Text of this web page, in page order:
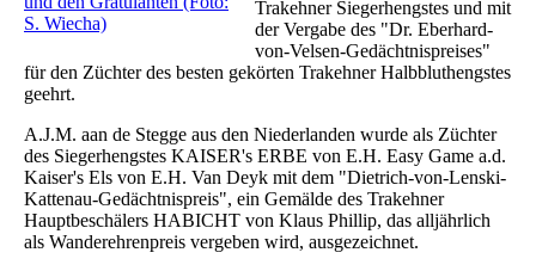
S. Wiecha)
Trakehner Siegerhengstes und mit
der Vergabe des "Dr. Eberhard-
von-Velsen-Gedächtnispreises"
für den Züchter des besten gekörten Trakehner Halbbluthengstes
geehrt.
A.J.M. aan de Stegge aus den Niederlanden wurde als Züchter
des Siegerhengstes KAISER's ERBE von E.H. Easy Game a.d.
Kaiser's Els von E.H. Van Deyk mit dem "Dietrich-von-Lenski-
Kattenau-Gedächtnispreis", ein Gemälde des Trakehner
Hauptbeschälers HABICHT von Klaus Phillip, das alljährlich
als Wanderehrenpreis vergeben wird, ausgezeichnet.